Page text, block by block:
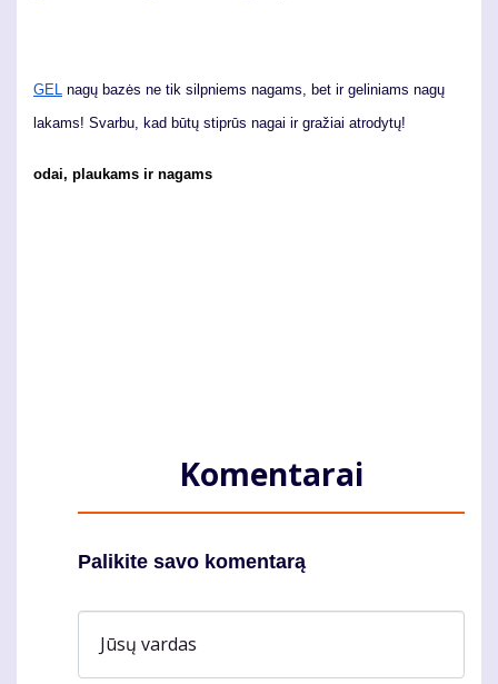
GEL nagų bazės ne tik silpniems nagams, bet ir geliniams nagų
lakams! Svarbu, kad būtų stiprūs nagai ir gražiai atrodytų!
odai, plaukams ir nagams
Komentarai
Palikite savo komentarą
Jūsų vardas